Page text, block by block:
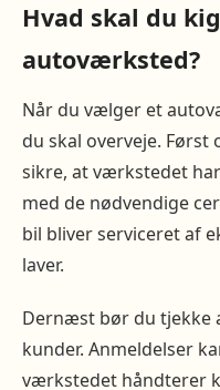
Hvad skal du
autoværksted?
Når du vælger et
du skal overveje.
sikre, at værkstedet
med de nødvendige
bil bliver serviceret af
laver.
Dernæst bør du tjekke
kunder. Anmeldelser
værkstedet håndterer